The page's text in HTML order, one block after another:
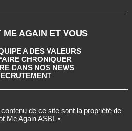
AGAIN ET VOUS
A DES VALEURS
CHRONIQUER
DANS NOS NEWS
de ce site sont la propriété de
Me Again ASBL •